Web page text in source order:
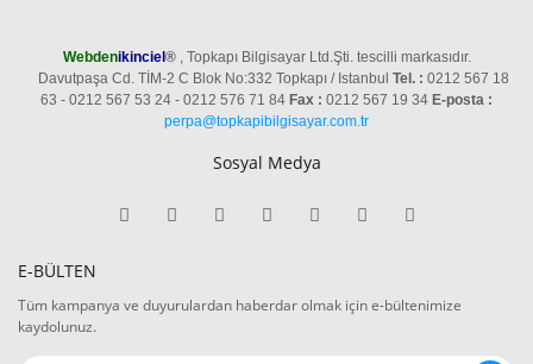
Webdenikinciel®, Topkapı Bilgisayar Ltd.Şti. tescilli markasıdır.
Davutpaşa Cd. TİM-2 C Blok No:332 Topkapı / Istanbul Tel. : 0212 567 18
63 - 0212 567 53 24 - 0212 576 71 84 Fax : 0212 567 19 34 E-posta :
perpa@topkapibilgisayar.com.tr
Sosyal Medya
E-BÜLTEN
Tüm kampanya ve duyurulardan haberdar olmak için e-bültenimize
kaydolunuz.